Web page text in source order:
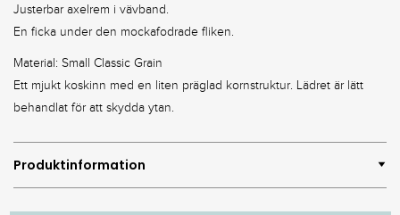
Justerbar axelrem i vävband.
En ficka under den mockafodrade fliken.
Material: Small Classic Grain
Ett mjukt koskinn med en liten präglad kornstruktur. Lädret är lätt
behandlat för att skydda ytan.
Produktinformation